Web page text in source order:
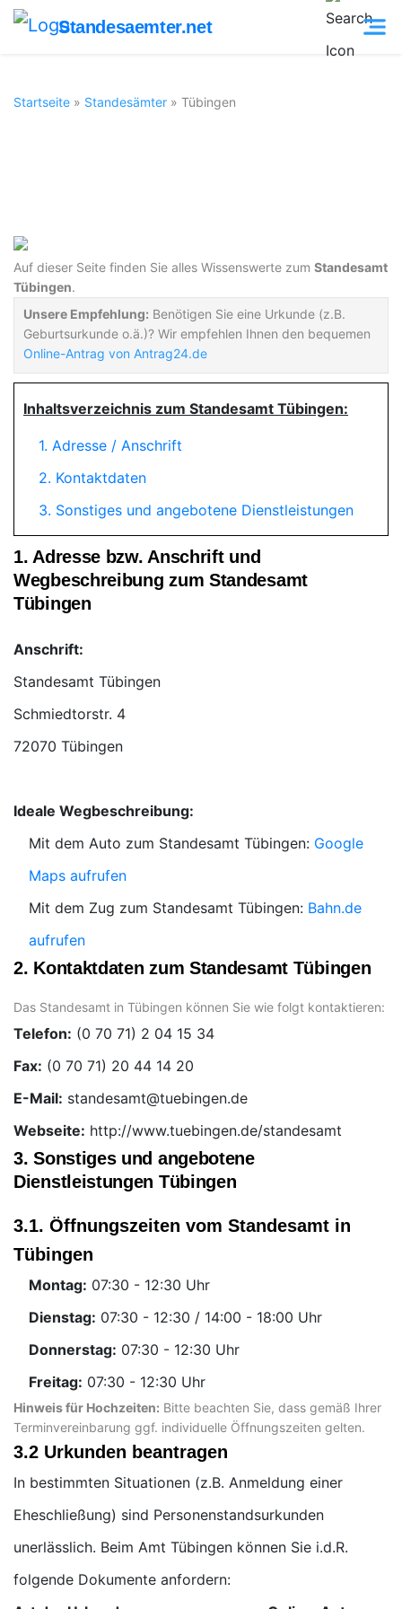
Standesaemter.net
Startseite » Standesämter » Tübingen
Auf dieser Seite finden Sie alles Wissenswerte zum Standesamt
Tübingen.
Unsere Empfehlung: Benötigen Sie eine Urkunde (z.B.
Geburtsurkunde o.ä.)? Wir empfehlen Ihnen den bequemen
Online-Antrag von Antrag24.de
Inhaltsverzeichnis zum Standesamt Tübingen:
1. Adresse / Anschrift
2. Kontaktdaten
3. Sonstiges und angebotene Dienstleistungen
1. Adresse bzw. Anschrift und
Wegbeschreibung zum Standesamt
Tübingen
Anschrift:
Standesamt Tübingen
72070 Tübingen
Ideale Wegbeschreibung:
Mit dem Auto zum Standesamt Tübingen: Google
Maps aufrufen
Mit dem Zug zum Standesamt Tübingen: Bahn.de
aufrufen
2. Kontaktdaten zum Standesamt Tübingen
Das Standesamt in Tübingen können Sie wie folgt kontaktieren:
Telefon:
Fax:
E-Mail:
Webseite: http://www.tuebingen.de/standesamt
3. Sonstiges und angebotene
Dienstleistungen Tübingen
3.1. Öffnungszeiten vom Standesamt in
Tübingen
Montag:
Uhr
Dienstag:
Uhr
Donnerstag:
Uhr
Freitag:
Uhr
Hinweis für Hochzeiten: Bitte beachten Sie, dass gemäß Ihrer
Terminvereinbarung ggf. individuelle Öffnungszeiten gelten.
3.2 Urkunden beantragen
In bestimmten Situationen (z.B. Anmeldung einer
Eheschließung) sind Personenstandsurkunden
unerlässlich. Beim Amt Tübingen können Sie i.d.R.
folgende Dokumente anfordern: